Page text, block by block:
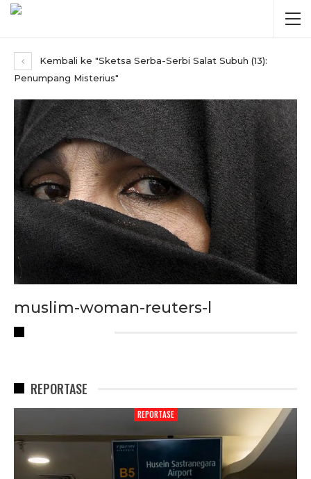
Kembali ke "Sketsa Serba-Serbi Salat Subuh (13):
Penumpang Misterius"
muslim-woman-reuters-l
REPORTASE
REPORTASE